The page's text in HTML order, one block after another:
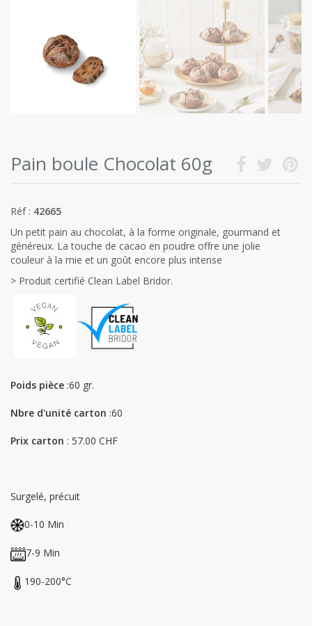
Pain boule Chocolat 60g
Réf : 42665
Un petit pain au chocolat, à la forme originale, gourmand et
généreux. La touche de cacao en poudre offre une jolie
couleur à la mie et un goût encore plus intense
> Produit certifié Clean Label Bridor.
Poids pièce :60 gr.
Nbre d'unité carton :60
Prix carton : 57.00 CHF
Surgelé, précuit
0-10 Min
7-9 Min
190-200°C